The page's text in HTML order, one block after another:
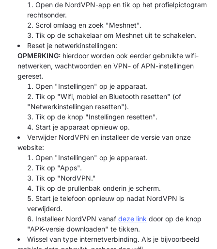
Open de NordVPN-app en tik op het profielpictogram
rechtsonder.
Scrol omlaag en zoek "Meshnet".
Tik op de schakelaar om Meshnet uit te schakelen.
Reset je netwerkinstellingen:
OPMERKING: hierdoor worden ook eerder gebruikte wifi-
netwerken, wachtwoorden en VPN- of APN-instellingen
gereset.
Open "Instellingen" op je apparaat.
Tik op "Wifi, mobiel en Bluetooth resetten" (of
"Netwerkinstellingen resetten").
Tik op de knop "Instellingen resetten".
Start je apparaat opnieuw op.
Verwijder NordVPN en installeer de versie van onze
website:
Open "Instellingen" op je apparaat.
Tik op "Apps".
Tik op "NordVPN."
Tik op de prullenbak onderin je scherm.
Start je telefoon opnieuw op nadat NordVPN is
verwijderd.
Installeer NordVPN vanaf deze link door op de knop
"APK-versie downloaden" te tikken.
Wissel van type internetverbinding. Als je bijvoorbeeld